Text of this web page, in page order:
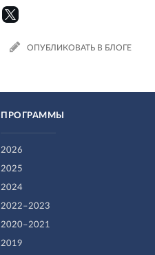
ОПУБЛИКОВАТЬ В БЛОГЕ
ПРОГРАММЫ
2026
2025
2024
2022–2023
2020–2021
2019